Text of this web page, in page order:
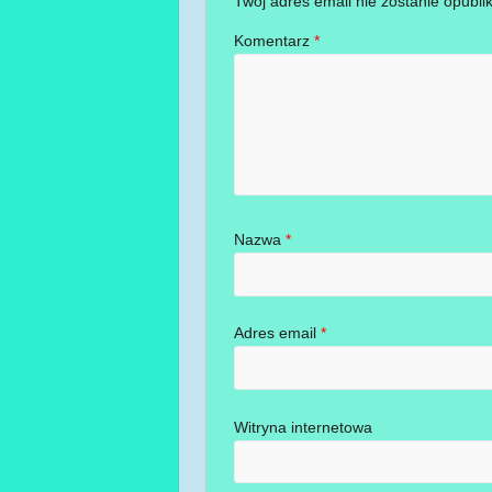
Komentarz *
Nazwa *
Adres email *
Witryna internetowa